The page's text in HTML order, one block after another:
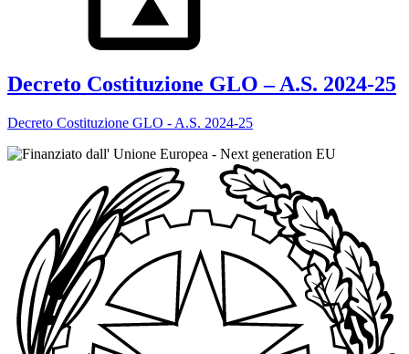
Decreto Costituzione GLO – A.S. 2024-25
Decreto Costituzione GLO - A.S. 2024-25